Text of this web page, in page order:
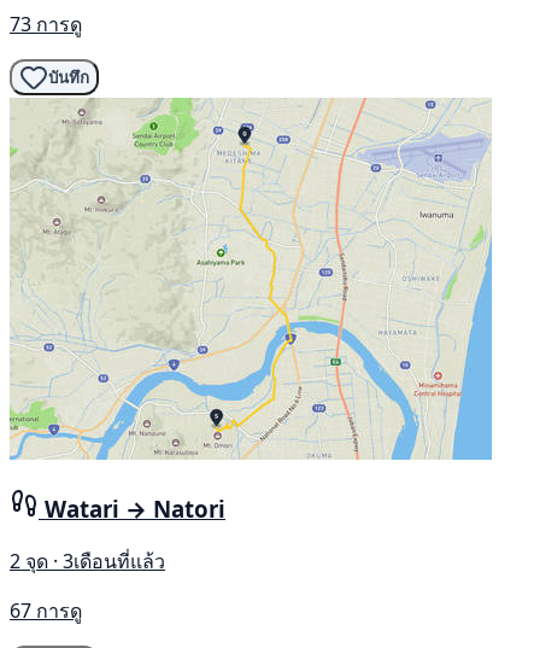
73 การดู
บันทึก
Watari → Natori
2 จุด · 3เดือนที่แล้ว
67 การดู